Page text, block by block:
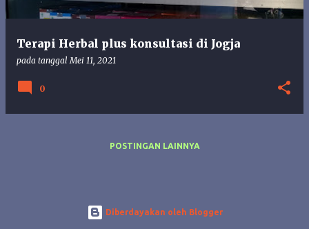
a
Terapi Herbal plus konsultasi di Jogja
pada tanggalMei 11, 2021
0
POSTINGAN LAINNYA
Diberdayakan oleh Blogger